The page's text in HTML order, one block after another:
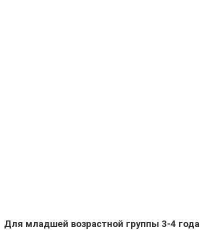
Для младшей возрастной группы 3-4 года